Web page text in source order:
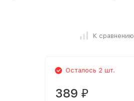
К сравнению
Осталось 2 шт.
389 ₽